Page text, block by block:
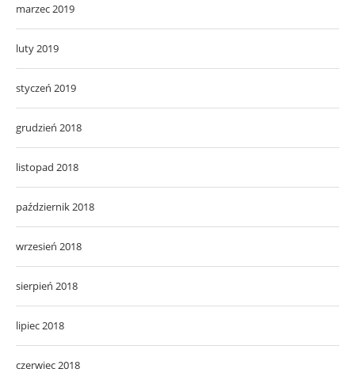
marzec 2019
luty 2019
styczeń 2019
grudzień 2018
listopad 2018
październik 2018
wrzesień 2018
sierpień 2018
lipiec 2018
czerwiec 2018